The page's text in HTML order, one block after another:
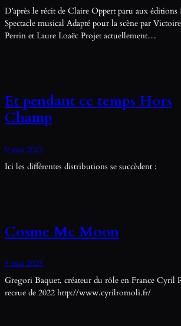
D’après le récit de Claire Oppert paru aux éditions
Spectacle musical Adapté pour la scène par
Perrin et Laure Loaëc Projet actuellement…
Et pendant ce temps Hors
Champ
9 mai 2025
Ici les différentes distributions se succèdent :
Cosme Mc Moon
8 mai 2025
Gregori Baquet, créateur du rôle en France Cyril
recrue de 2022 http://www.cyrilromoli.fr/